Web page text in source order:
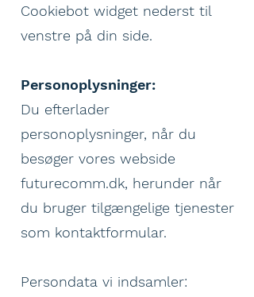
Cookiebot widget nederst til
venstre på din side.
Personoplysninger:
Du efterlader
personoplysninger, når du
besøger vores webside
futurecomm.dk, herunder når
du bruger tilgængelige tjenester
som kontaktformular.
Persondata vi indsamler: